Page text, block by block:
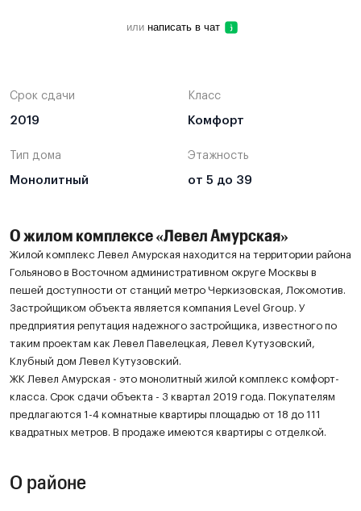
или написать в чат
Срок сдачи
2019
Класс
Комфорт
Тип дома
Монолитный
Этажность
от 5 до 39
О жилом комплексе «Левел Амурская»
Жилой комплекс Левел Амурская находится на территории района
Гольяново в Восточном административном округе Москвы в
пешей доступности от станций метро Черкизовская, Локомотив.
Застройщиком объекта является компания Level Group. У
предприятия репутация надежного застройщика, известного по
таким проектам как Левел Павелецкая, Левел Кутузовский,
Клубный дом Левел Кутузовский.
ЖК Левел Амурская - это монолитный жилой комплекс комфорт-
класса. Срок сдачи объекта - 3 квартал 2019 года. Покупателям
предлагаются 1-4 комнатные квартиры площадью от 18 до 111
квадратных метров. В продаже имеются квартиры с отделкой.
О районе